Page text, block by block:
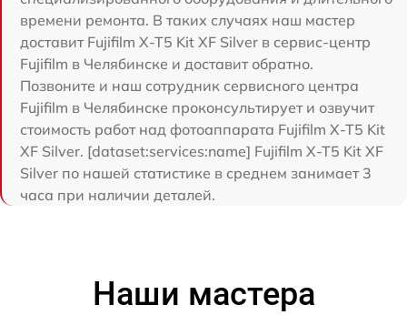
времени ремонта. В таких случаях наш мастер
доставит Fujifilm X-T5 Kit XF Silver в сервис-центр
Fujifilm в Челябинске и доставит обратно.
Позвоните и наш сотрудник сервисного центра
Fujifilm в Челябинске проконсультирует и озвучит
стоимость работ над фотоаппарата Fujifilm X-T5 Kit
XF Silver. [dataset:services:name] Fujifilm X-T5 Kit XF
Silver по нашей статистике в среднем занимает 3
часа при наличии деталей.
Наши мастера